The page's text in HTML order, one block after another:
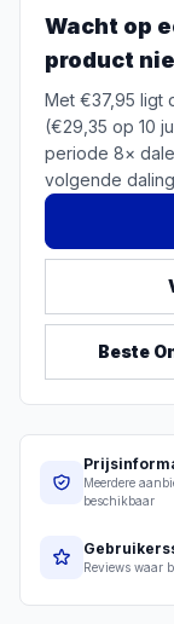
Wacht op
product
Met €37,95 ligt
(€29,35 op 10
periode 8×
volgende
Beste
Meerdere
beschikbaar
Reviews waar